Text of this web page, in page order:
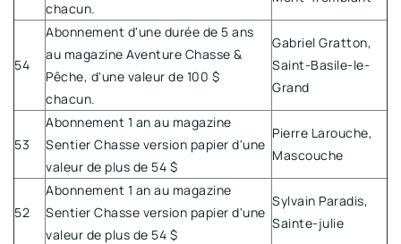
chacun.
54
Abonnement d'une durée de 5 ans
au magazine Aventure Chasse &
Pêche, d'une valeur de 100 $
chacun.
Gabriel Gratton,
Saint-Basile-le-
Grand
53
Abonnement 1 an au magazine
Sentier Chasse version papier d'une
valeur de plus de 54 $
Pierre Larouche,
Mascouche
52
Abonnement 1 an au magazine
Sentier Chasse version papier d'une
valeur de plus de 54 $
Sylvain Paradis,
Sainte-julie